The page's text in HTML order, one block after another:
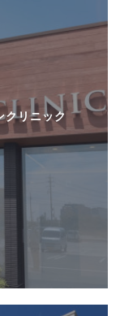
クリニック